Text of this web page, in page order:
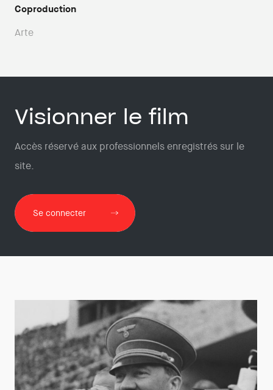
Coproduction
Arte
Visionner le film
Accès réservé aux professionnels enregistrés sur le
site.
Se connecter